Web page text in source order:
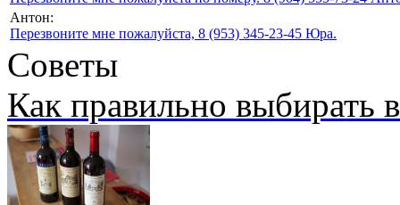
Антон:
Перезвоните мне пожалуйста, 8 (953) 345-23-45 Юра.
Советы
Как правильно выбирать